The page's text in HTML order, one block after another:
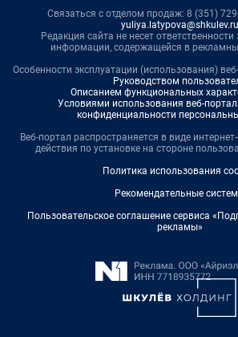
Связаться с отделом продаж: 8 (351)
yuliya.latypova@shkulev.ru
Редакция сайта не несет ответственности
информации, содержащейся в
Особенности эксплуатации (использования)
Руководством
Описанием функциональных
Условиями использования веб-
конфиденциальности
Веб-портал распространяется в виде
действия по установке на стороне
Политика использования
Рекомендательные
Пользовательское соглашение сервиса
рекламы»